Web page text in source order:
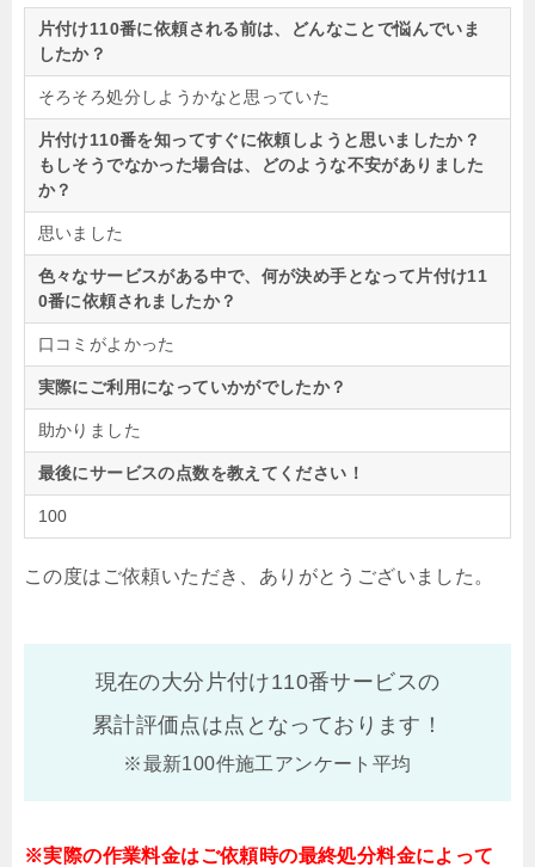
片付け110番に依頼される前は、どんなことで悩んでいま
したか？
そろそろ処分しようかなと思っていた
片付け110番を知ってすぐに依頼しようと思いましたか？
もしそうでなかった場合は、どのような不安がありました
か？
思いました
色々なサービスがある中で、何が決め手となって片付け11
0番に依頼されましたか？
口コミがよかった
実際にご利用になっていかがでしたか？
助かりました
最後にサービスの点数を教えてください！
100
この度はご依頼いただき、ありがとうございました。
現在の大分片付け110番サービスの
累計評価点は点となっております！
※最新100件施工アンケート平均
※実際の作業料金はご依頼時の最終処分料金によって